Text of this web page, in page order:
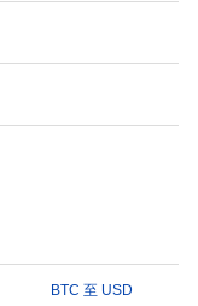
BTC 至 USD